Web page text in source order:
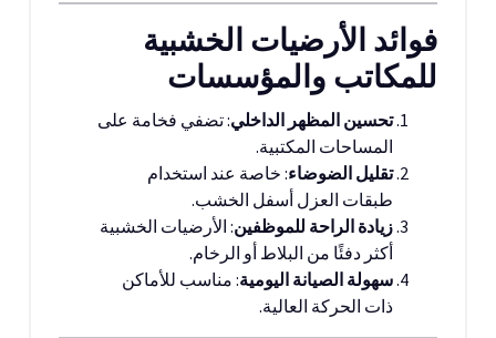
فوائد الأرضيات الخشبية
للمكاتب والمؤسسات
تحسين المظهر الداخلي: تضفي فخامة على
المساحات المكتبية.
تقليل الضوضاء: خاصة عند استخدام
طبقات العزل أسفل الخشب.
زيادة الراحة للموظفين: الأرضيات الخشبية
أكثر دفئًا من البلاط أو الرخام.
سهولة الصيانة اليومية: مناسب للأماكن
ذات الحركة العالية.